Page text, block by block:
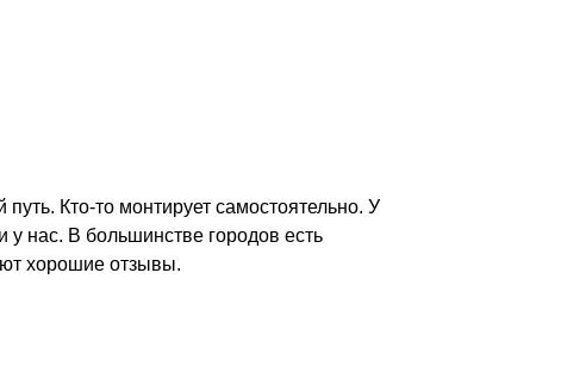
Кто-то монтирует самостоятельно. У
у нас. В большинстве городов есть
хорошие отзывы.